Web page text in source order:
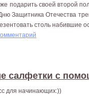
подарить своей второй
Защитника Отечества
столь набившие
салфетки с
для начинающих:))